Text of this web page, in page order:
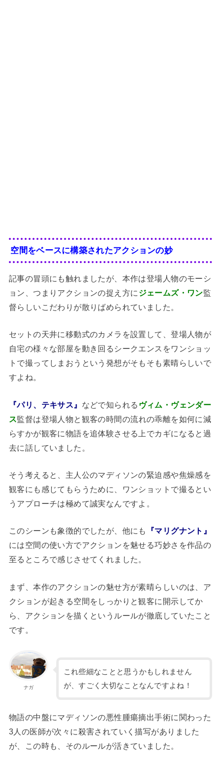
空間をベースに構築されたアクションの妙
記事の冒頭にも触れましたが、本作は登場人物のモーシ
ョン、つまりアクションの捉え方に ジェームズ・ワン監
督らしいこだわりが散りばめられていました。
セットの天井に移動式のカメラを設置して、登場人物が
自宅の様々な部屋を動き回るシークエンスをワンショッ
トで撮ってしまおうという発想がそもそも素晴らしいで
すよね。
『パリ、テキサス』 などで知られる ヴィム・ヴェンダー
ス監督は登場人物と観客の時間の流れの乖離を如何に減
らすかが観客に物語を追体験させる上でカギになると過
去に話していました。
そう考えると、主人公のマディソンの緊迫感や焦燥感を
観客にも感じてもらうために、ワンショットで撮るとい
うアプローチは極めて誠実なんですよ。
このシーンも象徴的でしたが、他にも
『マリグナント』
には空間の使い方でアクションを魅せる巧妙さを作品の
至るところで感じさせてくれました。
まず、本作のアクションの魅せ方が素晴らしいのは、ア
クションが起きる空間をしっかりと観客に開示してか
ら、アクションを描くというルールが徹底していたこと
です。
ナガ
これ些細なことと思うかもしれません
が、すごく大切なことなんですよね！
物語の中盤にマディソンの悪性腫瘍摘出手術に関わった
3人の医師が次々に殺害されていく描写がありました
が、この時も、そのルールが活きていました。